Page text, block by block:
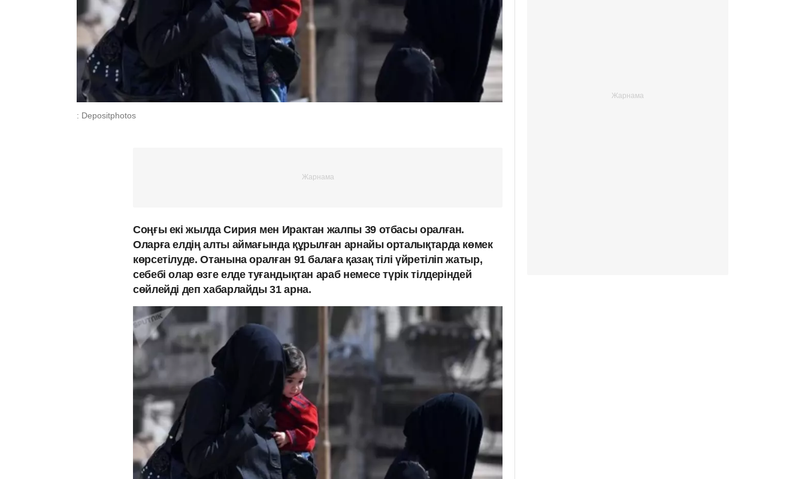
: Depositphotos
Соңғы екі жылда Сирия мен Ирактан жалпы 39 отбасы оралған.
Оларға елдің алты аймағында құрылған арнайы орталықтарда көмек
көрсетілуде. Отанына оралған 91 балаға қазақ тілі үйретіліп жатыр,
себебі олар өзге елде туғандықтан араб немесе түрік тілдеріндей
сөйлейді деп хабарлайды 31 арна.